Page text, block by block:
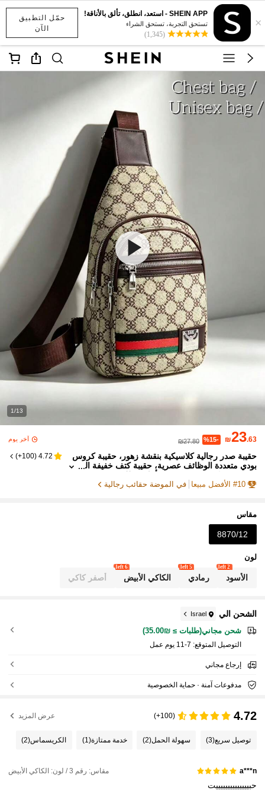
حمّل التطبيق
الآن
×
SHEIN APP - استعد، انطلق، تألق بالأناقة!
تستحق التجربة، تستحق الشراء
(1,345)
1/13
₪23.63
%15-
₪27.80 آخر يوم
حقيبة صدر رجالية كلاسيكية بنقشة زهور، حقيبة كروس
بودي متعددة الوظائف عصرية، حقيبة كتف خفيفة ال
فتحة سماعات، حقيبة للتنقل اليومي، حقيبة عمل، هدية،
مستندات، لوازم مكتبية، هدية عتيقة، هدية للرجال، الزو
ج، الأب، هدية عيد الحب، هدية عيد الأب، حقيبة توت جام
عية، حقيبة هاتف، حقيبة للجنسين، بملمس جلد طبيعي
4.72
(
100+
)
#10 الأفضل مبيعا في الموضة حقائب رجالية
مقاس
8870/12
لون
الأسود
2 left
رمادي
5 left
الكاكي الأبيض
6 left
أصفر كاكي
الشحن الي Israel
شحن مجاني(طلبات ≥ ₪35.00)
التوصيل المتوقع: 7-11 يوم عمل
إرجاع مجاني
مدفوعات آمنة · حماية الخصوصية
4.72
(100+) عرض المزيد
توصيل سريع(3) سهولة الحمل(2) خدمة ممتازة(1) الكريسماس(2)
a***n مقاس: رقم 3 / لون: الكاكي الأبيض
حبييييييييييييييت